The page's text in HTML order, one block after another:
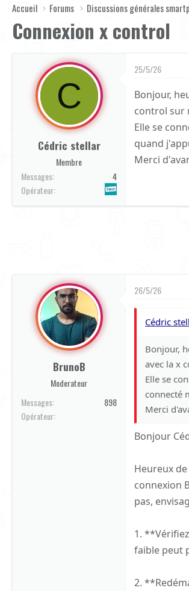
Accueil Forums Discussions générales
Connexion x control
C
Cédric stellar
Membre
Messages
4
Opérateur
25/5/26
Bonjour,
control sur
Elle se
quand
Merci
BrunoB
Moderateur
Messages
898
Opérateur
26/5/26
Cédric
Bonjour,
avec la x
Elle se
connecté
Merci
Bonjour
Heureux
connexion
pas,
1.
faible peut
2.